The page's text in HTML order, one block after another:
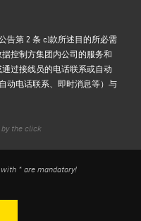
是否完整有效，以及处理订单
服务有关的任何问题与您联
，此目的的法律依据是执行合
所规定的义务（如保存商业和
联系或自动联系方法（如自动
信息等）与您联系，以进行市
告第 2 条 c)款所述目的所必需
控制方集团内公司的服务和
过接线员的电话联系或自动
动电话联系、即时消息等）与
by the click
* are mandatory!